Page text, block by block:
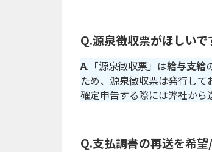
Q.源泉徴収票がほしいで
A.「源泉徴収票」は給与支給
ため、源泉徴収票は発行して
確定申告する際には弊社から
Q.支払調書の再送を希